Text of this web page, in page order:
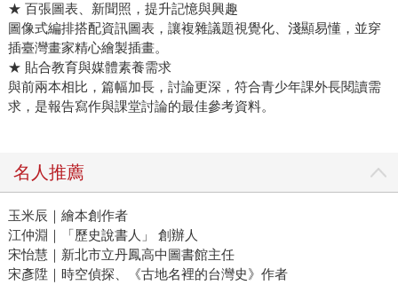
★ 百張圖表、新聞照，提升記憶與興趣
圖像式編排搭配資訊圖表，讓複雜議題視覺化、淺顯易懂，並穿
插臺灣畫家精心繪製插畫。
★ 貼合教育與媒體素養需求
與前兩本相比，篇幅加長，討論更深，符合青少年課外長閱讀需
求，是報告寫作與課堂討論的最佳參考資料。
名人推薦
玉米辰｜繪本創作者
江仲淵｜「歷史說書人」 創辦人
宋怡慧｜新北市立丹鳳高中圖書館主任
宋彥陞｜時空偵探、《古地名裡的台灣史》作者